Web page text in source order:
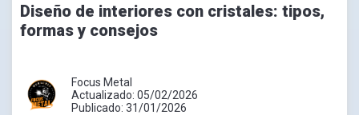
Diseño de interiores con cristales: tipos,
formas y consejos
Focus Metal
Actualizado: 05/02/2026
Publicado: 31/01/2026